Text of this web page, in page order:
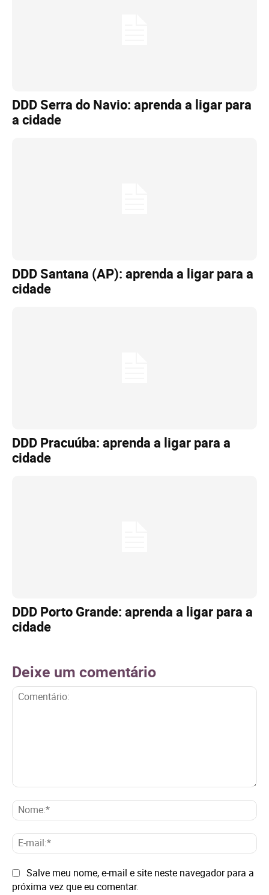
DDD Serra do Navio: aprenda a ligar para
a cidade
DDD Santana (AP): aprenda a ligar para a
cidade
DDD Pracuúba: aprenda a ligar para a
cidade
DDD Porto Grande: aprenda a ligar para a
cidade
Deixe um comentário
E-
Site: Salve meu nome, e-mail e site neste navegador para a
próxima vez que eu comentar.